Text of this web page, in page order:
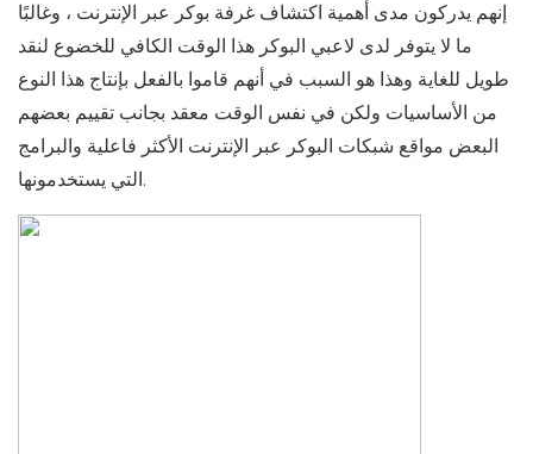
إنهم يدركون مدى أهمية اكتشاف غرفة بوكر عبر الإنترنت ، وغالبًا
ما لا يتوفر لدى لاعبي البوكر هذا الوقت الكافي للخضوع لنقد
طويل للغاية وهذا هو السبب في أنهم قاموا بالفعل بإنتاج هذا النوع
من الأساسيات ولكن في نفس الوقت معقد بجانب تقييم بعضهم
البعض مواقع شبكات البوكر عبر الإنترنت الأكثر فاعلية والبرامج
التي يستخدمونها.